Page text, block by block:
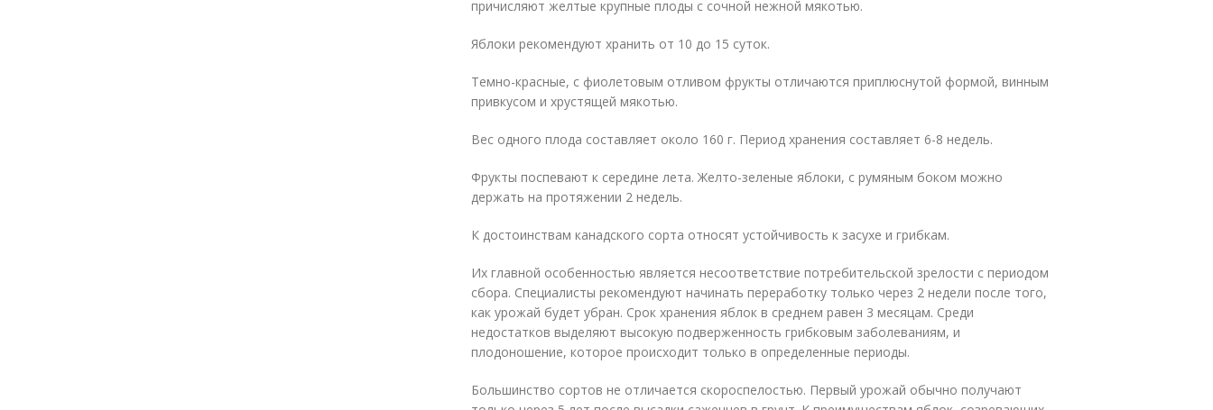
причисляют желтые крупные плоды с сочной нежной мякотью.
Яблоки рекомендуют хранить от 10 до 15 суток.
Темно-красные, с фиолетовым отливом фрукты отличаются приплюснутой формой, винным
привкусом и хрустящей мякотью.
Вес одного плода составляет около 160 г. Период хранения составляет 6-8 недель.
Фрукты поспевают к середине лета. Желто-зеленые яблоки, с румяным боком можно
держать на протяжении 2 недель.
К достоинствам канадского сорта относят устойчивость к засухе и грибкам.
Их главной особенностью является несоответствие потребительской зрелости с периодом
сбора. Специалисты рекомендуют начинать переработку только через 2 недели после того,
как урожай будет убран. Срок хранения яблок в среднем равен 3 месяцам. Среди
недостатков выделяют высокую подверженность грибковым заболеваниям, и
плодоношение, которое происходит только в определенные периоды.
Большинство сортов не отличается скороспелостью. Первый урожай обычно получают